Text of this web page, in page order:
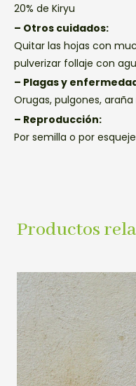
20% de Kiryu
– Otros cuidados:
Quitar las hojas con
pulverizar follaje con
– Plagas y
Orugas, pulgones,
– Reproducción:
Por semilla o por
Productos